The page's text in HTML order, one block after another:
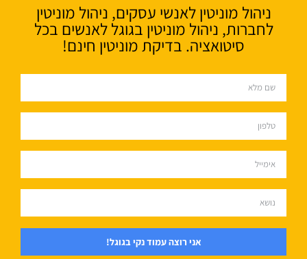
ניהול מוניטין לאנשי עסקים, ניהול מוניטין
לחברות, ניהול מוניטין בגוגל לאנשים בכל
סיטואציה. בדיקת מוניטין חינם!
אני רוצה עמוד נקי בגוגל!